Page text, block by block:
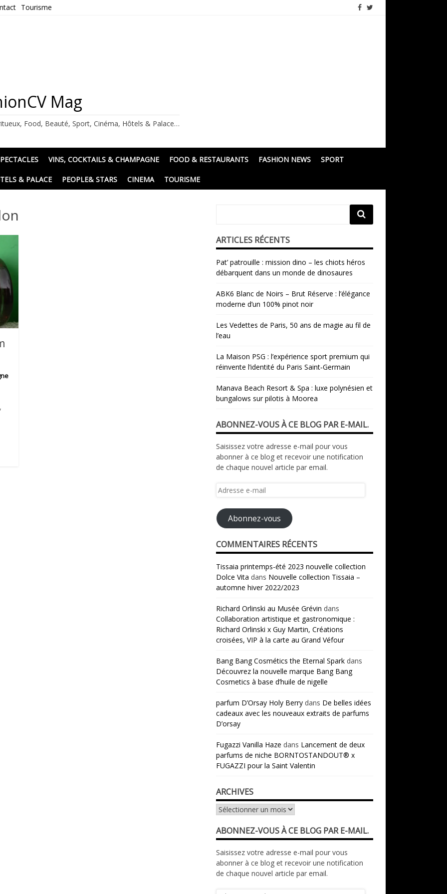
Tourisme
Mag
Food, Beauté, Sport, Cinéma, Hôtels & Palace…
VINS, COCKTAILS & CHAMPAGNE FOOD & RESTAURANTS FASHION NEWS SPORT
& PALACE PEOPLE& STARS CINEMA TOURISME
ARTICLES RÉCENTS
Pat’ patrouille : mission dino – les chiots héros
débarquent dans un monde de dinosaures
ABK6 Blanc de Noirs – Brut Réserve : l’élégance
moderne d’un 100% pinot noir
Les Vedettes de Paris, 50 ans de magie au fil de
l’eau
La Maison PSG : l’expérience sport premium qui
réinvente l’identité du Paris Saint‑Germain
Manava Beach Resort & Spa : luxe polynésien et
bungalows sur pilotis à Moorea
ABONNEZ-VOUS À CE BLOG PAR E-MAIL.
Saisissez votre adresse e-mail pour vous
abonner à ce blog et recevoir une notification
de chaque nouvel article par email.
Adresse
mail
Abonnez-vous
COMMENTAIRES RÉCENTS
Tissaia printemps-été 2023 nouvelle collection
Dolce Vita dans Nouvelle collection Tissaia –
automne hiver 2022/2023
Richard Orlinski au Musée Grévin dans
Collaboration artistique et gastronomique :
Richard Orlinski x Guy Martin, Créations
croisées, VIP à la carte au Grand Véfour
Bang Bang Cosmétics the Eternal Spark dans
Découvrez la nouvelle marque Bang Bang
Cosmetics à base d’huile de nigelle
parfum D’Orsay Holy Berry dans De belles idées
cadeaux avec les nouveaux extraits de parfums
D’orsay
Fugazzi Vanilla Haze dans Lancement de deux
parfums de niche BORNTOSTANDOUT® x
FUGAZZI pour la Saint Valentin
ARCHIVES
Archives
ABONNEZ-VOUS À CE BLOG PAR E-MAIL.
Saisissez votre adresse e-mail pour vous
abonner à ce blog et recevoir une notification
de chaque nouvel article par email.